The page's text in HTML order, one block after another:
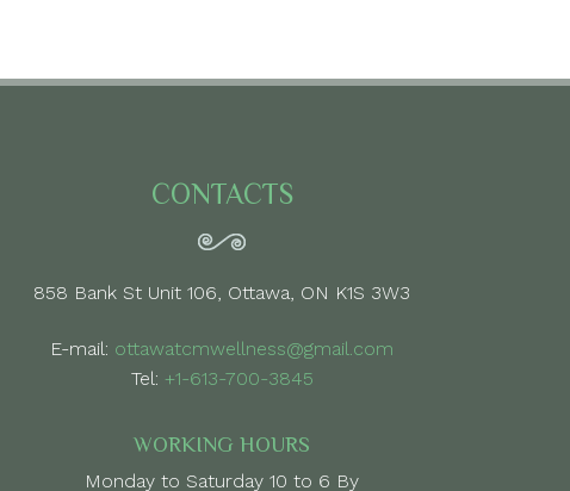
CONTACTS
858 Bank St Unit 106, Ottawa, ON K1S 3W3
E-mail: ottawatcmwellness@gmail.com
Tel: +1-613-700-3845
WORKING HOURS
Monday to Saturday 10 to 6 By